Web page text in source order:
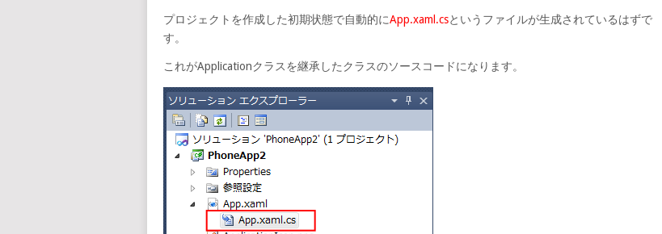
プロジェクトを作成した初期状態で自動的にApp.xaml.csというファイルが生成されているはずで
す。
これがApplicationクラスを継承したクラスのソースコードになります。